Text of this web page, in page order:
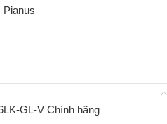
Pianus
GL-V Chính hãng